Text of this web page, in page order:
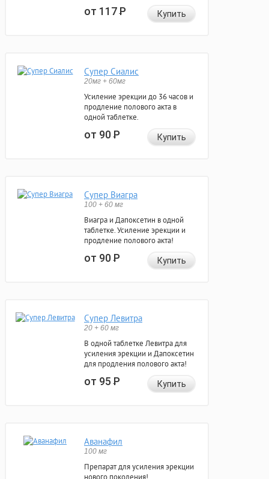
от 117Р Купить
Супер Сиалис
20мг + 60мг
Усиление эрекции до 36 часов и
продление полового акта в
одной таблетке.
от 90Р Купить
Супер Виагра
100 + 60 мг
Виагра и Дапоксетин в одной
таблетке. Усиление эрекции и
продление полового акта!
от 90Р Купить
Супер Левитра
20 + 60 мг
В одной таблетке Левитра для
усиления эрекции и Дапоксетин
для продления полового акта!
от 95Р Купить
Аванафил
100 мг
Препарат для усиления эрекции